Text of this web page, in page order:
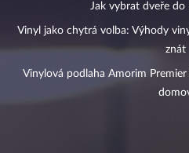
Jak vybrat dveře
Vinyl jako chytrá volba: Výhody
znát
Vinylová podlaha Amorim